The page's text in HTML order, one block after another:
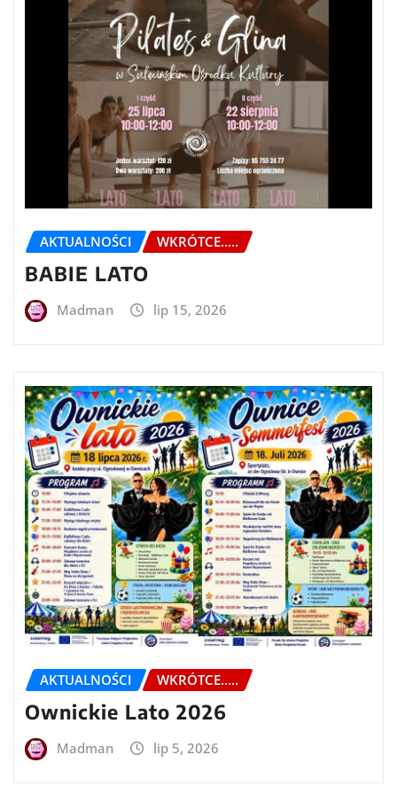
AKTUALNOŚCI WKRÓTCE.....
BABIE LATO
Madman lip 15, 2026
AKTUALNOŚCI WKRÓTCE.....
Ownickie Lato 2026
Madman lip 5, 2026